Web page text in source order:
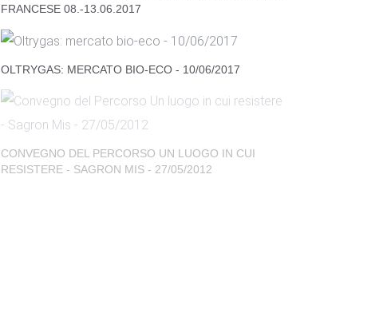
FRANCESE 08.-13.06.2017
OLTRYGAS: MERCATO BIO-ECO - 10/06/2017
CONVEGNO DEL PERCORSO UN LUOGO IN CUI
RESISTERE - SAGRON MIS - 27/05/2012